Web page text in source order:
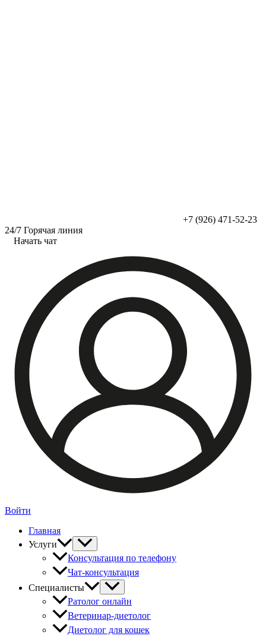
+7 (926) 471-52-23
24/7 Горячая линия
Начать чат
Войти
Главная
Услуги
Консультация по телефону
Чат-консультация
Специалисты
Ратолог онлайн
Ветеринар-диетолог
Диетолог для кошек